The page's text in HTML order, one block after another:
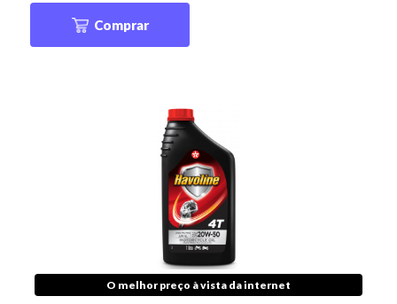
Comprar
O melhor preço à vista da internet